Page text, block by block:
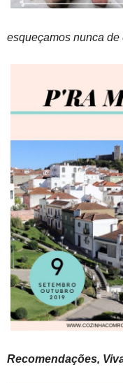
esqueçamos nunca
Recomendações,